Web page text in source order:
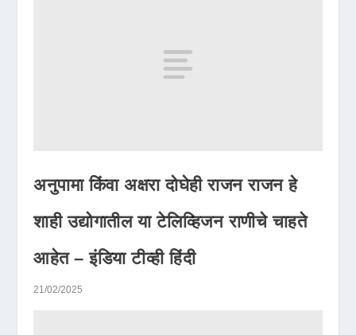
अनुपामा किंवा अक्षरा दोघेही राजन राजन हे
शाही उद्योगातील या टेलिव्हिजन राणीचे चाहते
आहेत – इंडिया टीव्ही हिंदी
21/02/2025